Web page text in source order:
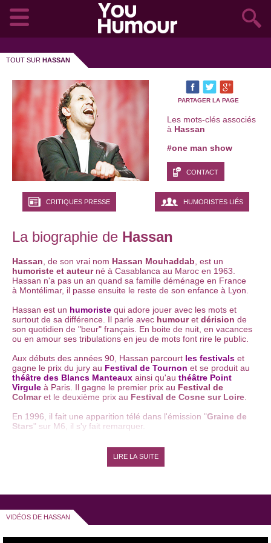
TOUT SUR HASSAN
PARTAGER LA PAGE
Les mots-clés associés
à Hassan
#one man show
CONTACT
CRITIQUES PRESSE HUMORISTES LIÉS
La biographie de Hassan
Hassan , de son vrai nom Hassan Mouhaddab , est un
humoriste et auteurné à Casablanca au Maroc en 1963.
Hassan n'a pas un an quand sa famille déménage en France
à Montélimar, il passe ensuite le reste de son enfance à Lyon.
Hassan est un humoriste qui adore jouer avec les mots et
surtout de sa différence. Il parle avec humouret dérision de
son quotidien de "beur" français. En boite de nuit, en vacances
ou en amour ses tribulations en jeu de mots font rire le public.
Aux débuts des années 90, Hassan parcourt les festivals et
gagne le prix du jury au Festival de Tournon et se produit au
théâtre des Blancs Manteaux ainsi qu'au théâtre Point
Virgule à Paris. Il gagne le premier prix au Festival de
Colmaret le deuxième prix au Festival de Cosne sur Loire
En 1996, il fait une apparition télé dans l'émission "Graine de
Stars" sur M6, il s'y fait remarquer.
En 1997, Hassan retourne au Maroc pour présenter un sketch
Festival Francophone du Rire au Maroc
Festival de Villard de Lans
apparition dans "100% Arabica
chanteur Khaled. Il joue également un 2ème rôle dans la série
LIRE LA SUITE
VIDÉOS DE HASSAN